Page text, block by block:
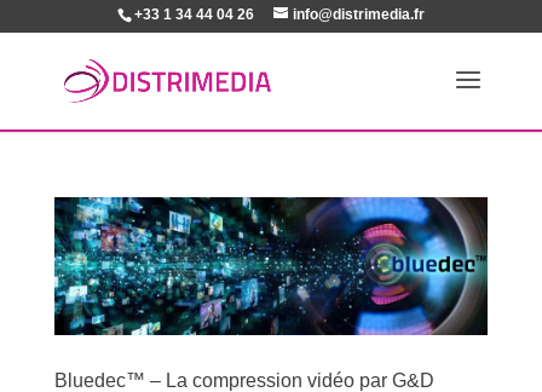
+33 1 34 44 04 26 info@distrimedia.fr
Bluedec™ – La compression vidéo par G&D